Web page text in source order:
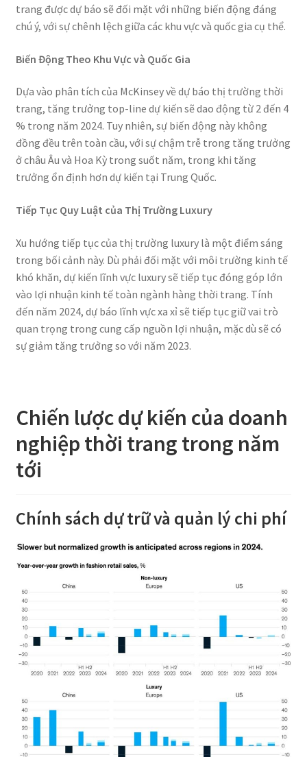
trang được dự báo sẽ đối mặt với những biến động đáng
chú ý, với sự chênh lệch giữa các khu vực và quốc gia cụ thể.
Biến Động Theo Khu Vực và Quốc Gia
Dựa vào phân tích của McKinsey về dự báo thị trường thời
trang, tăng trưởng top-line dự kiến sẽ dao động từ 2 đến 4
% trong năm 2024. Tuy nhiên, sự biến động này không
đồng đều trên toàn cầu, với sự chậm trễ trong tăng trưởng
ở châu Âu và Hoa Kỳ trong suốt năm, trong khi tăng
trưởng ổn định hơn dự kiến tại Trung Quốc.
Tiếp Tục Quy Luật của Thị Trường Luxury
Xu hướng tiếp tục của thị trường luxury là một điểm sáng
trong bối cảnh này. Dù phải đối mặt với môi trường kinh tế
khó khăn, dự kiến lĩnh vực luxury sẽ tiếp tục đóng góp lớn
vào lợi nhuận kinh tế toàn ngành hàng thời trang. Tính
đến năm 2024, dự báo lĩnh vực xa xỉ sẽ tiếp tục giữ vai trò
quan trọng trong cung cấp nguồn lợi nhuận, mặc dù sẽ có
sự giảm tăng trưởng so với năm 2023.
Chiến lược dự kiến của doanh
nghiệp thời trang trong năm
tới
Chính sách dự trữ và quản lý chi phí